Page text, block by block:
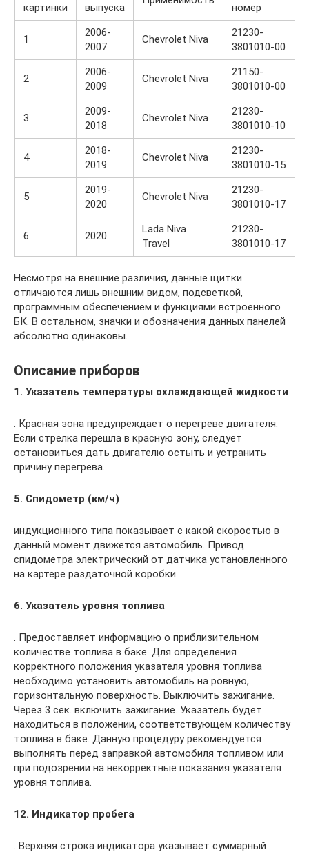
картинки
выпуска
номер
1
2006-
2007
Chevrolet Niva
21230-
3801010-00
2
2006-
2009
Chevrolet Niva
21150-
3801010-00
3
2009-
2018
Chevrolet Niva
21230-
3801010-10
4
2018-
2019
Chevrolet Niva
21230-
3801010-15
5
2019-
2020
Chevrolet Niva
21230-
3801010-17
6 2020…
Lada Niva
Travel
21230-
3801010-17
Несмотря на внешние различия, данные щитки
отличаются лишь внешним видом, подсветкой,
программным обеспечением и функциями встроенного
БК. В остальном, значки и обозначения данных панелей
абсолютно одинаковы.
Описание приборов
1. Указатель температуры охлаждающей жидкости
. Красная зона предупреждает о перегреве двигателя.
Если стрелка перешла в красную зону, следует
остановиться дать двигателю остыть и устранить
причину перегрева.
5. Спидометр (км/ч)
индукционного типа показывает с какой скоростью в
данный момент движется автомобиль. Привод
спидометра электрический от датчика установленного
на картере раздаточной коробки.
6. Указатель уровня топлива
. Предоставляет информацию о приблизительном
количестве топлива в баке. Для определения
корректного положения указателя уровня топлива
необходимо установить автомобиль на ровную,
горизонтальную поверхность. Выключить зажигание.
Через 3 сек. включить зажигание. Указатель будет
находиться в положении, соответствующем количеству
топлива в баке. Данную процедуру рекомендуется
выполнять перед заправкой автомобиля топливом или
при подозрении на некорректные показания указателя
уровня топлива.
12. Индикатор пробега
. Верхняя строка индикатора указывает суммарный